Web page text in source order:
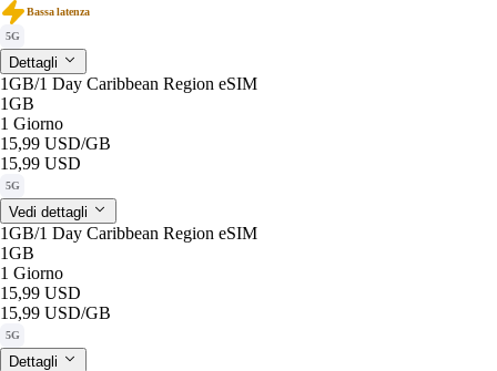
Bassa latenza
5G
Dettagli
1GB/1 Day Caribbean Region eSIM
1GB
1 Giorno
15,99 USD/GB
15,99 USD
5G
Vedi dettagli
1GB/1 Day Caribbean Region eSIM
1GB
1 Giorno
15,99 USD
15,99 USD/GB
5G
Dettagli